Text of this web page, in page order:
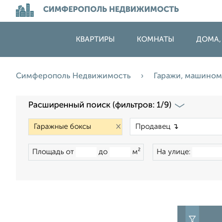
СИМФЕРОПОЛЬ НЕДВИЖИМОСТЬ
КВАРТИРЫ КОМНАТЫ ДОМА,
Симферополь Недвижимость Гаражи,
Расширенный поиск (фильтров: 1/9)
×
Площадь от до м² На улице: